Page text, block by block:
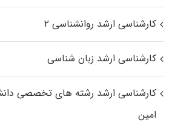
کارشناسی ارشد روانشناسی ۲
کارشناسی ارشد زبان شناسی
کارشناسی ارشد رﺷﺘﻪ ﻫﺎی تخصصی
اﻣﻴﻦ